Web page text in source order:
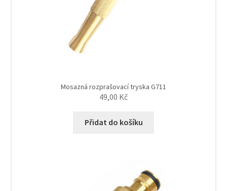
Mosazná rozprašovací tryska G711
49,00 Kč
Přidat do košíku